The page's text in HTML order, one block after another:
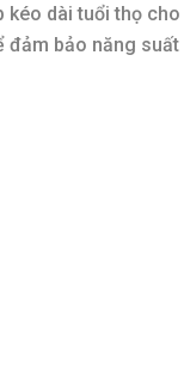
dài tuổi thọ
bảo năng